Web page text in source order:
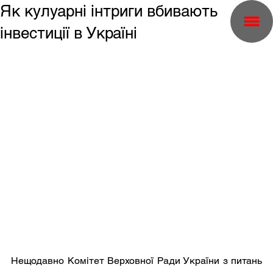
Як кулуарні інтриги вбивають
інвестиції в Україні
Нещодавно Комітет Верховної Ради України з питань